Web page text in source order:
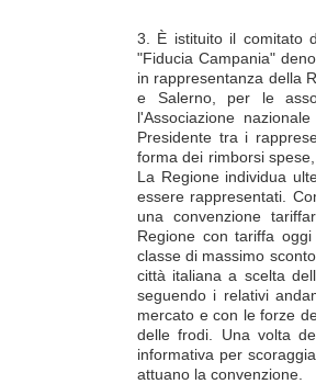
3. È istituito il comitato
"Fiducia Campania"
in rappresentanza della
e Salerno, per le
l'Associazione
Presidente tra i
forma dei rimborsi
La Regione individua
essere rappresentati.
una convenzione
Regione con tariffa
classe di massimo
città italiana a scelta
seguendo i relativi
mercato e con le forze
delle frodi. Una volta
informativa per
attuano la convenzione.